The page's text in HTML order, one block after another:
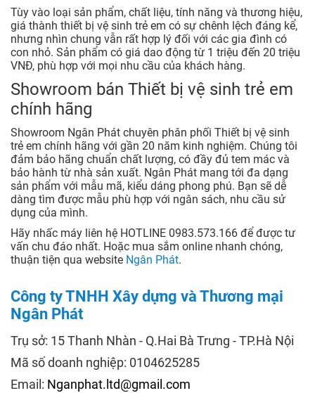
Tùy vào loại sản phẩm, chất liệu, tính năng và thương hiệu,
giá thành thiết bị vệ sinh trẻ em có sự chênh lệch đáng kể,
nhưng nhìn chung vẫn rất hợp lý đối với các gia đình có
con nhỏ. Sản phẩm có giá dao động từ 1 triệu đến 20 triệu
VNĐ, phù hợp với mọi nhu cầu của khách hàng.
Showroom bán Thiết bị vệ sinh trẻ em
chính hãng
Showroom Ngân Phát chuyên phân phối Thiết bị vệ sinh
trẻ em chính hãng với gần 20 năm kinh nghiệm. Chúng tôi
đảm bảo hãng chuẩn chất lượng, có đầy đủ tem mác và
bảo hành từ nhà sản xuất. Ngân Phát mang tới đa dạng
sản phẩm với mẫu mã, kiểu dáng phong phú. Bạn sẽ dễ
dàng tìm được mẫu phù hợp với ngân sách, nhu cầu sử
dụng của mình.
Hãy nhấc máy liên hệ HOTLINE 0983.573.166 để được tư
vấn chu đáo nhất. Hoặc mua sắm online nhanh chóng,
thuận tiện qua website Ngân Phát.
Công ty TNHH Xây dựng và Thương mại
Ngân Phát
Trụ sở: 15 Thanh Nhàn - Q.Hai Bà Trưng - TP.Hà Nội
Mã số doanh nghiệp: 0104625285
Email: Nganphat.ltd@gmail.com